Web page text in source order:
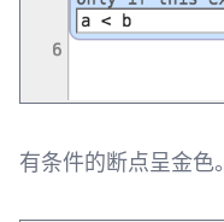
有条件的断点呈金色。